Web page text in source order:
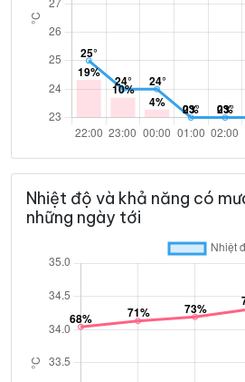
Nhiệt độ và khả năng có
những ngày tới